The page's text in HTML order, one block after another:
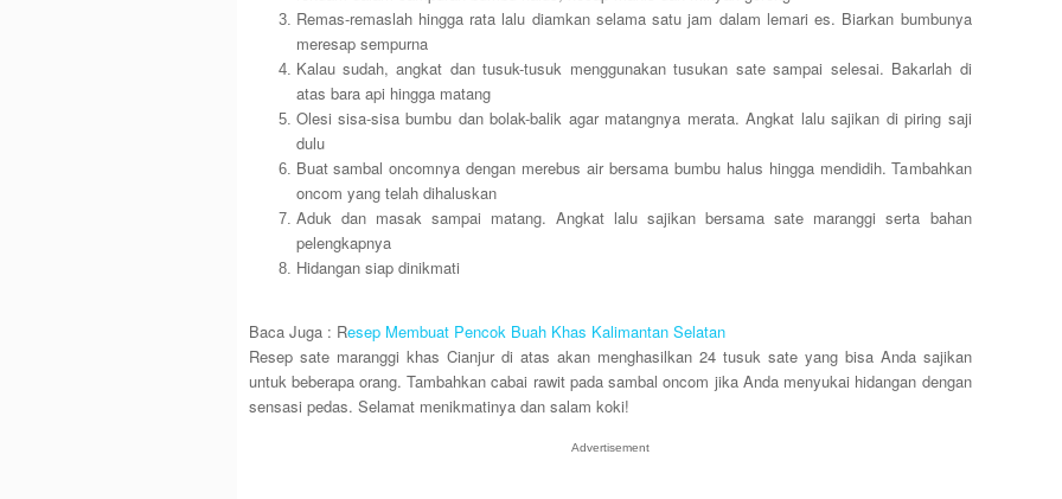
Remas-remaslah hingga rata lalu diamkan selama satu jam dalam lemari es. Biarkan bumbunya
meresap sempurna
Kalau sudah, angkat dan tusuk-tusuk menggunakan tusukan sate sampai selesai. Bakarlah di
atas bara api hingga matang
Olesi sisa-sisa bumbu dan bolak-balik agar matangnya merata. Angkat lalu sajikan di piring saji
dulu
Buat sambal oncomnya dengan merebus air bersama bumbu halus hingga mendidih. Tambahkan
oncom yang telah dihaluskan
Aduk dan masak sampai matang. Angkat lalu sajikan bersama sate maranggi serta bahan
pelengkapnya
Hidangan siap dinikmati
Baca Juga : Resep Membuat Pencok Buah Khas Kalimantan Selatan
Resep sate maranggi khas Cianjur di atas akan menghasilkan 24 tusuk sate yang bisa Anda sajikan
untuk beberapa orang. Tambahkan cabai rawit pada sambal oncom jika Anda menyukai hidangan dengan
sensasi pedas. Selamat menikmatinya dan salam koki!
Advertisement